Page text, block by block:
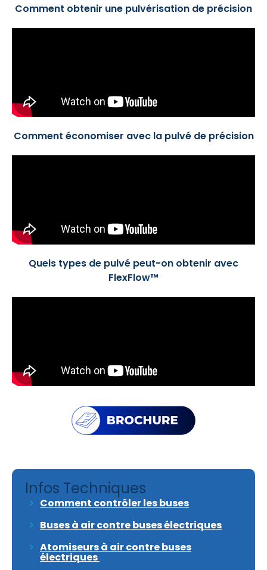
Comment obtenir une pulvérisation de précision
Comment économiser avec la pulvé de précision
Quels types de pulvé peut-on obtenir avec
FlexFlow™
Infos Techniques
Comment contrôler les buses
Buses à air contre buses électriques
Atomiseurs à air contre buses
électriques